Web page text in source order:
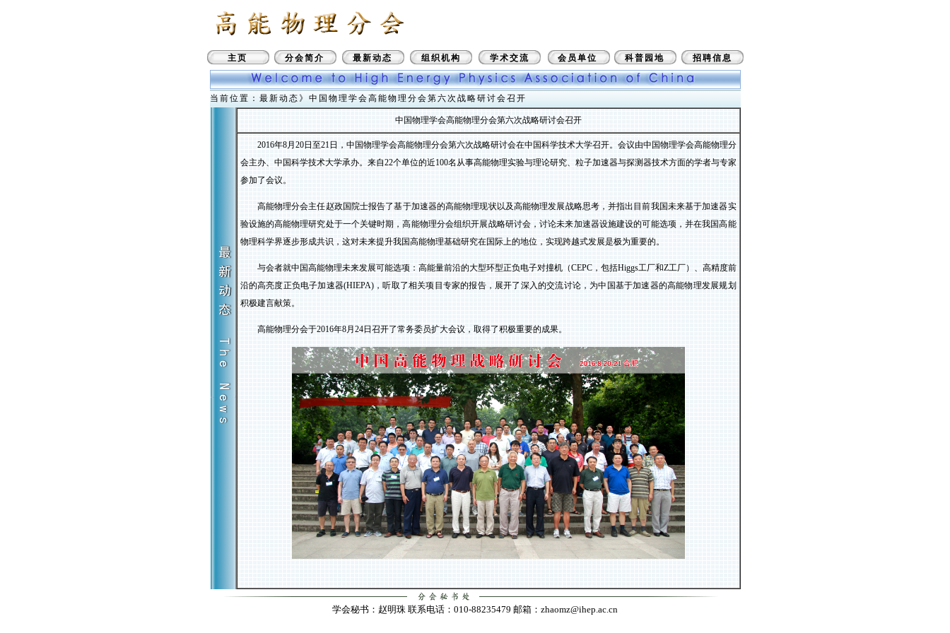
主页 分会简介 最新动态 组织机构 学术交流 会员单位 科普园地 招聘信息
当前位置：最新动态》中国物理学会高能物理分会第六次战略研讨会召开
中国物理学会高能物理分会第六次战略研讨会召开
2016年8月 20日至21日，中国物理学会高能物理分会第六次战略研讨会在中国科学技术大学召开。会议由中国物理学会高能物理分
会主办、中国科学技术大学承办。来自22个单位的近100名从事高能物理实验与理论研究、粒子加速器与探测器技术方面的学者与专家
参加了会议。
高能物理分会主任赵政国院士报告了基于加速器的高能物理现状以及高能物理发展战略思考，并指出目前我国未来基于加速器实
验设施的高能物理研究处于一个关键时期，高能物理分会组织开展战略研讨会，讨论未来加速器设施建设的可能选项，并在我国高能
物理科学界逐步形成共识，这对未来提升我国高能物理基础研究在国际上的地位，实现跨越式发展是极为重要的。
与会者就中国高能物理未来发展可能选项：高能量前沿的大型环型正负电子对撞机（CEPC，包括Higgs工厂和Z工厂）、高精度前
沿的高亮度正负电子加速器(HIEPA)，听取了相关项目专家的报告，展开了深入的交流讨论，为中国基于加速器的高能物理发展规划
积极建言献策。
高能物理分会于2016年8月 24日召开了常务委员扩大会议，取得了积极重要的成果。
学会秘书：赵明珠 联系电话：010-88235479 邮箱：zhaomz@ihep.ac.cn